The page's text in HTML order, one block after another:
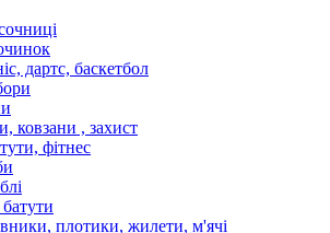
дартс, баскетбол
ковзани , захист
фітнес
плотики, жилети, м'ячі